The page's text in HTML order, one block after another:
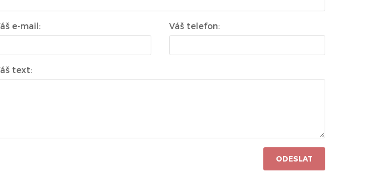
e-mail: Váš telefon:
text:
ODESLAT